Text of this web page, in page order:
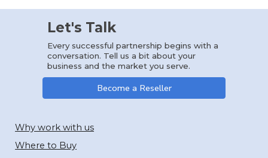
Let's Talk
Every successful partnership begins with a
conversation. Tell us a bit about your
business and the market you serve.
Become a Reseller
Why work with us
Where to Buy